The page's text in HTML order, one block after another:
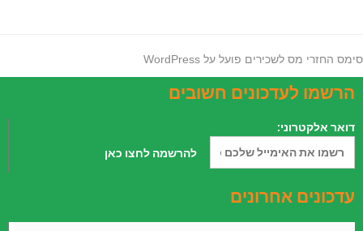
החזרי מס לשכירים פועל על WordPress
הרשמו לעדכונים חשובים
דואר אלקטרוני:
עדכונים אחרונים